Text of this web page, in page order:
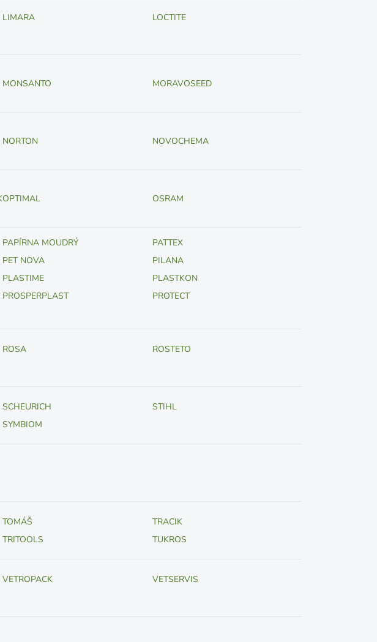
LIMARA
LOCTITE
MONSANTO MORAVOSEED
NORTON NOVOCHEMA
OPTIMAL OSRAM
PAPÍRNA MOUDRÝ
PATTEX
PET NOVA
PILANA
PLASTIME
PLASTKON
PROSPERPLAST
PROTECT
ROSA
ROSTETO
SCHEURICH
STIHL
SYMBIOM
TOMÁŠ
TRACIK
TRITOOLS TUKROS
VETROPACK
VETSERVIS